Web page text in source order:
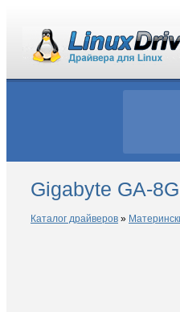
Gigabyte GA-
Каталог драйверов »